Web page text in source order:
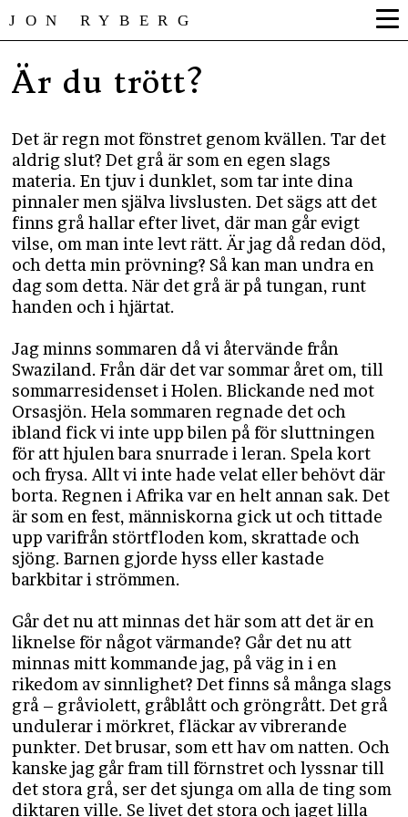
JON RYBERG
Är du trött?
Det är regn mot fönstret genom kvällen. Tar det
aldrig slut? Det grå är som en egen slags
materia. En tjuv i dunklet, som tar inte dina
pinnaler men själva livslusten. Det sägs att det
finns grå hallar efter livet, där man går evigt
vilse, om man inte levt rätt. Är jag då redan död,
och detta min prövning? Så kan man undra en
dag som detta. När det grå är på tungan, runt
handen och i hjärtat.
Jag minns sommaren då vi återvände från
Swaziland. Från där det var sommar året om, till
sommarresidenset i Holen. Blickande ned mot
Orsasjön. Hela sommaren regnade det och
ibland fick vi inte upp bilen på för sluttningen
för att hjulen bara snurrade i leran. Spela kort
och frysa. Allt vi inte hade velat eller behövt där
borta. Regnen i Afrika var en helt annan sak. Det
är som en fest, människorna gick ut och tittade
upp varifrån störtfloden kom, skrattade och
sjöng. Barnen gjorde hyss eller kastade
barkbitar i strömmen.
Går det nu att minnas det här som att det är en
liknelse för något värmande? Går det nu att
minnas mitt kommande jag, på väg in i en
rikedom av sinnlighet? Det finns så många slags
grå – gråviolett, gråblått och gröngrått. Det grå
undulerar i mörkret, fläckar av vibrerande
punkter. Det brusar, som ett hav om natten. Och
kanske jag går fram till förnstret och lyssnar till
det stora grå, ser det sjunga om alla de ting som
diktaren ville. Se livet det stora och jaget lilla